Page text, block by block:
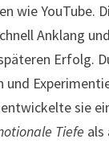
wie YouTube.
Anklang
Erfolg.
und
sie
Tiefe als